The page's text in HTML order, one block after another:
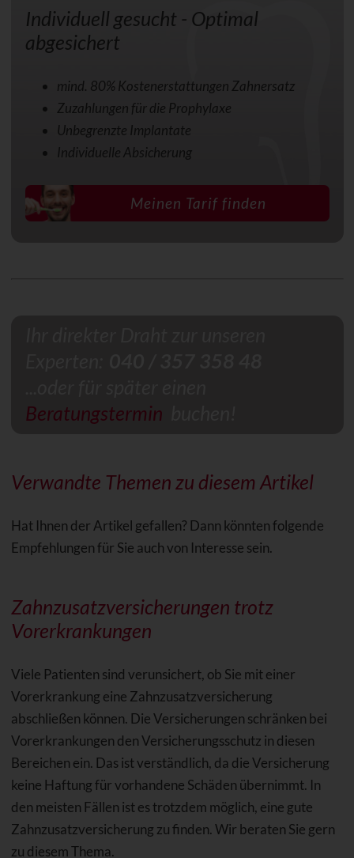
Individuell gesucht - Optimal
abgesichert
mind. 80% Kostenerstattungen Zahnersatz
Zuzahlungen für die Prophylaxe
Unbegrenzte Implantate
Individuelle Absicherung
Meinen Tarif finden
Beratungstermin
Verwandte Themen zu diesem Artikel
Hat Ihnen der Artikel gefallen? Dann könnten folgende
Empfehlungen für Sie auch von Interesse sein.
Zahnzusatzversicherungen trotz
Vorerkrankungen
Viele Patienten sind verunsichert, ob Sie mit einer
Vorerkrankung eine Zahnzusatzversicherung
abschließen können. Die Versicherungen schränken bei
Vorerkrankungen den Versicherungsschutz in diesen
Bereichen ein. Das ist verständlich, da die Versicherung
keine Haftung für vorhandene Schäden übernimmt. In
den meisten Fällen ist es trotzdem möglich, eine gute
Zahnzusatzversicherung zu finden. Wir beraten Sie gern
zu diesem Thema.